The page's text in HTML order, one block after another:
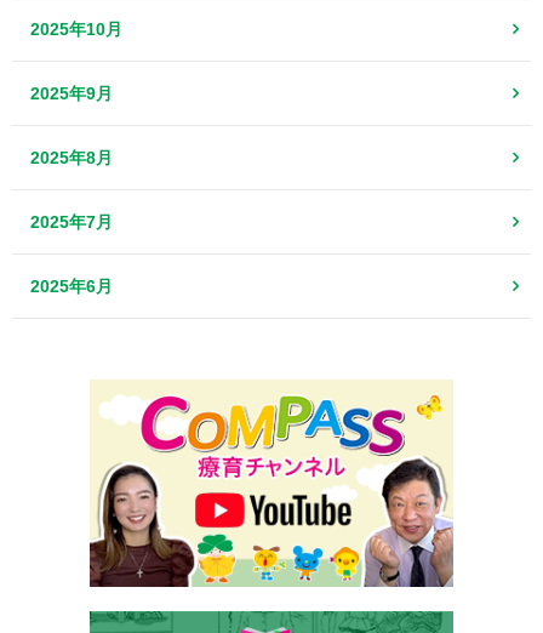
2025年10月
2025年9月
2025年8月
2025年7月
2025年6月